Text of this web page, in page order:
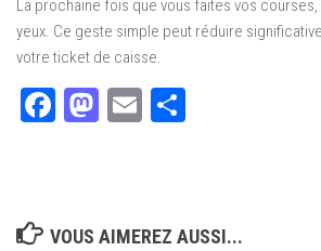
La prochaine fois que vous faites vos
yeux. Ce geste simple peut réduire
votre ticket de caisse.
Facebook
Mastodon
Email
VOUS AIMEREZ AUSSI...